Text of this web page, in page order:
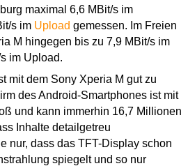
maximal 6,6 MBit/s im
s im Upload gemessen. Im Freien
M hingegen bis zu 7,9 MBit/s im
im Upload.
mit dem Sony Xperia M gut zu
des Android-Smartphones ist mit
und kann immerhin 16,7 Millionen
Inhalte detailgetreu
nur, dass das TFT-Display schon
spiegelt und so nur